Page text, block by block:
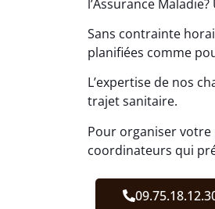
l’Assurance
Sans contrainte
planifiées comme
L’expertise de nos
trajet sanitaire.
Pour organiser votre
coordinateurs qui